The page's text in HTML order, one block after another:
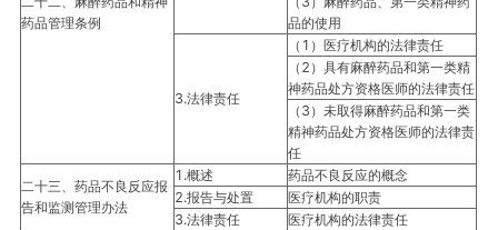
药品管理条例
品的使用
3.法律责任
（1）医疗机构的法律责任
（2）具有麻醉药品和第一类精
神药品处方资格医师的法律责任
（3）未取得麻醉药品和第一类
精神药品处方资格医师的法律责
任
二十三、药品不良反应报
告和监测管理办法
1.概述
药品不良反应的概念
2.报告与处置
医疗机构的职责
3.法律责任
医疗机构的法律责任